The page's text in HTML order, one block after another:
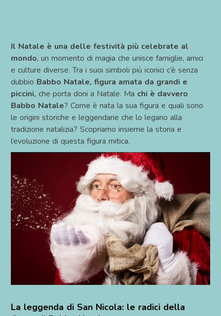
Il Natale è una delle festività più celebrate al
mondo, un momento di magia che unisce famiglie, amici
e culture diverse. Tra i suoi simboli più iconici c’è senza
dubbio Babbo Natale, figura amata da grandi e
piccini, che porta doni a Natale. Ma chi è davvero
Babbo Natale? Come è nata la sua figura e quali sono
le origini storiche e leggendarie che lo legano alla
tradizione natalizia? Scopriamo insieme la storia e
l’evoluzione di questa figura mitica.
La leggenda di San Nicola: le radici della